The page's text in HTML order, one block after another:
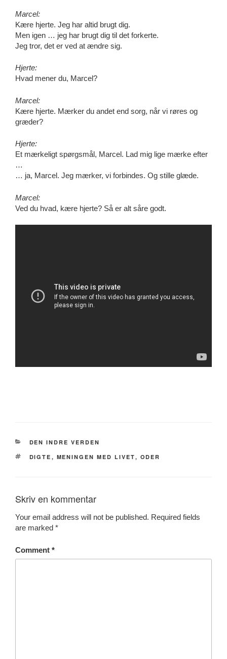
Marcel:
Kære hjerte. Jeg har altid brugt dig.
Men igen … jeg har brugt dig til det forkerte.
Jeg tror, det er ved at ændre sig.
Hjerte:
Hvad mener du, Marcel?
Marcel:
Kære hjerte. Mærker du andet end sorg, når vi røres og
græder?
Hjerte:
Et mærkeligt spørgsmål, Marcel. Lad mig lige mærke efter
…
… ja, Marcel. Jeg mærker, vi forbindes. Og stille glæde.
Marcel:
Ved du hvad, kære hjerte? Så er alt såre godt.
CATEGORIES
DEN INDRE VERDEN
TAGS
DIGTE , MENINGEN MED LIVET, ODER
Skriv en kommentar
Your email address will not be published. Required fields
are marked *
Comment *